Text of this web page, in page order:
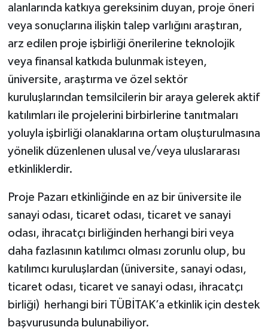
alanlarında katkıya gereksinim duyan, proje öneri
veya sonuçlarına ilişkin talep varlığını araştıran,
arz edilen proje işbirliği önerilerine teknolojik
veya finansal katkıda bulunmak isteyen,
üniversite, araştırma ve özel sektör
kuruluşlarından temsilcilerin bir araya gelerek aktif
katılımları ile projelerini birbirlerine tanıtmaları
yoluyla işbirliği olanaklarına ortam oluşturulmasına
yönelik düzenlenen ulusal ve/veya uluslararası
etkinliklerdir.
Proje Pazarı etkinliğinde en az bir üniversite ile
sanayi odası, ticaret odası, ticaret ve sanayi
odası, ihracatçı birliğinden herhangi biri veya
daha fazlasının katılımcı olması zorunlu olup, bu
katılımcı kuruluşlardan (üniversite, sanayi odası,
ticaret odası, ticaret ve sanayi odası, ihracatçı
birliği) herhangi biri TÜBİTAK’a etkinlik için destek
başvurusunda bulunabiliyor.